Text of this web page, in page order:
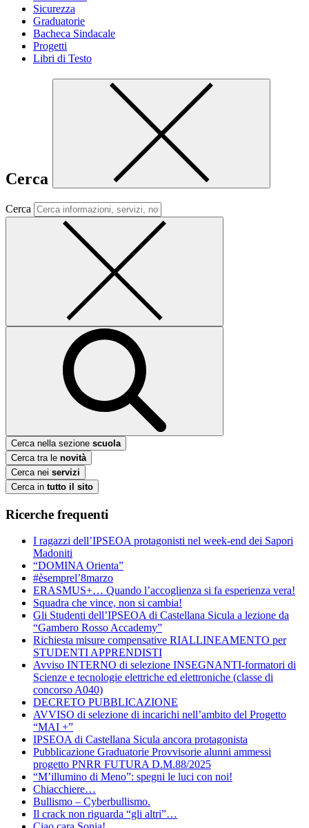
Sicurezza
Graduatorie
Bacheca Sindacale
Progetti
Libri di Testo
Cerca
Cerca
Cerca nella sezione scuola
Cerca tra le novità
Cerca nei servizi
Cerca in tutto il sito
Ricerche frequenti
I ragazzi dell’IPSEOA protagonisti nel week-end dei Sapori
Madoniti
“DOMINA Orienta”
#èsemprel’8marzo
ERASMUS+… Quando l’accoglienza si fa esperienza vera!
Squadra che vince, non si cambia!
Gli Studenti dell’IPSEOA di Castellana Sicula a lezione da
“Gambero Rosso Accademy”
Richiesta misure compensative RIALLINEAMENTO per
STUDENTI APPRENDISTI
Avviso INTERNO di selezione INSEGNANTI-formatori di
Scienze e tecnologie elettriche ed elettroniche (classe di
concorso A040)
DECRETO PUBBLICAZIONE
AVVISO di selezione di incarichi nell’ambito del Progetto
“MAI +”
IPSEOA di Castellana Sicula ancora protagonista
Pubblicazione Graduatorie Provvisorie alunni ammessi
progetto PNRR FUTURA D.M.88/2025
“M’illumino di Meno”: spegni le luci con noi!
Chiacchiere…
Bullismo – Cyberbullismo.
Il crack non riguarda “gli altri”…